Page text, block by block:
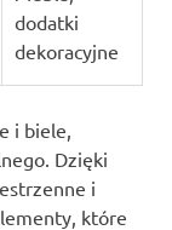
dodatki
dekoracyjne
i biele,
Dzięki
i
które